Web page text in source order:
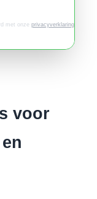
met onze privacyverklaring.
voor